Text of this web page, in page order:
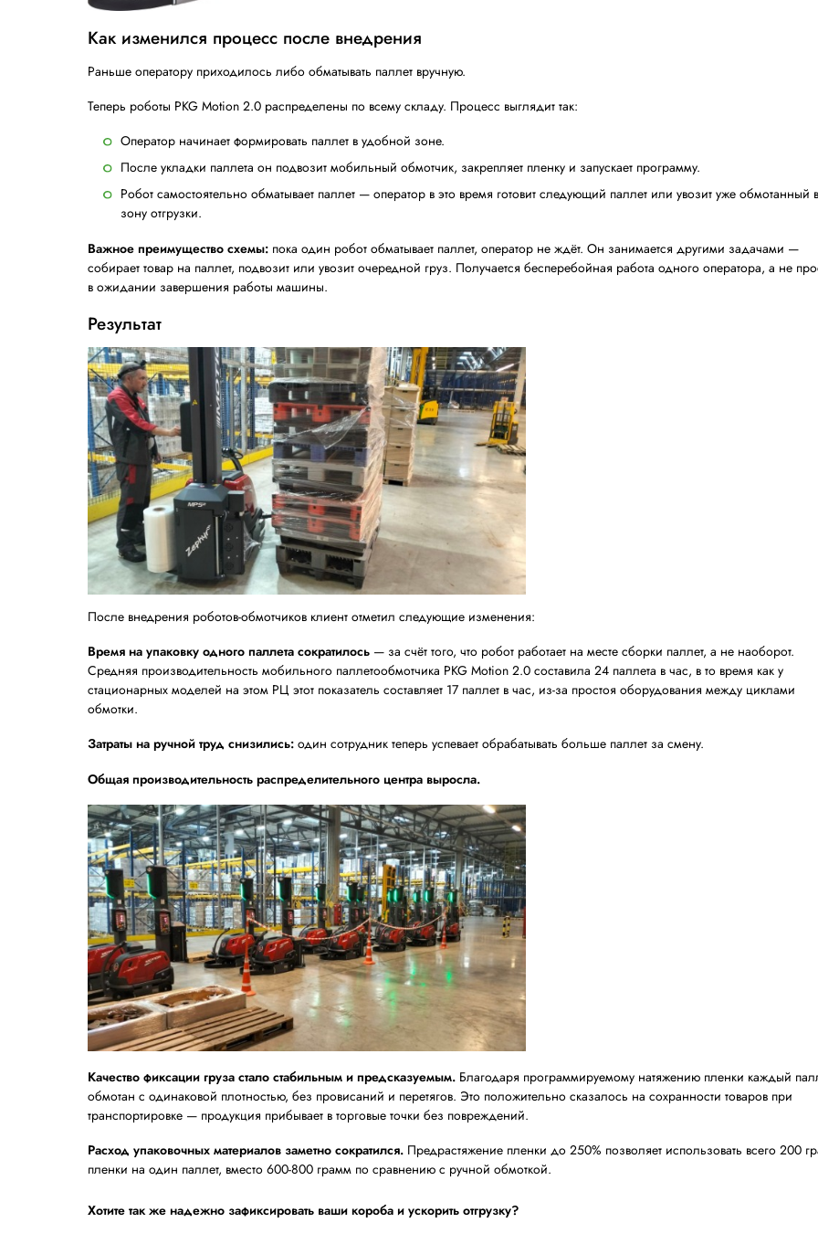
2. Универсальность— PKG Motion 2.0 обматывает паллеты любых форм, размеров и веса.
3. Производительность— одного заряда Литиевого аккумулятора хватает на обмотку до 200
минут. Этот тип аккумулятора поддерживает короткие зарядки. Это позволяет работать без
4. Автоматизация процесса— оператору достаточно подкатить машину к грузу, выбрать
«Старт». С помощью функции Zephyr машина самостоятельно прикрепит пленку к паллету, обмотает
конец пленки и прикрепит его к паллету. Оператор в это время может выполнять другие задачи.
Как изменился процесс после внедрения
Раньше оператору приходилось либо обматывать паллет вручную.
Теперь роботы PKG Motion 2.0 распределены по всему складу. Процесс выглядит так:
Оператор начинает формировать паллет в удобной зоне.
Робот самостоятельно обматывает паллет — оператор в это время готовит следующий паллет
зону отгрузки.
Важное преимущество схемы: пока один робот обматывает паллет, оператор не ждёт. Он
собирает товар на паллет, подвозит или увозит очередной груз. Получается бесперебойная
в ожидании завершения работы машины.
Результат